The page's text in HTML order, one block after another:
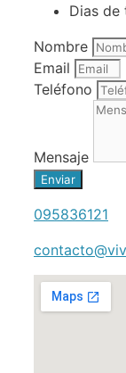
Dias de
Nombre
Email
Teléfono
Mensaje
Enviar
095836121